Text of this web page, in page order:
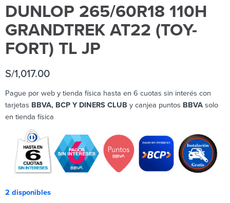
DUNLOP 265/60R18 110H
GRANDTREK AT22 (TOY-
FORT) TL JP
S/1,017.00
Pague por web y tienda física hasta en 6 cuotas sin interés con
tarjetas BBVA, BCP Y DINERS CLUB y canjea puntos BBVA solo
en tienda física
2 disponibles